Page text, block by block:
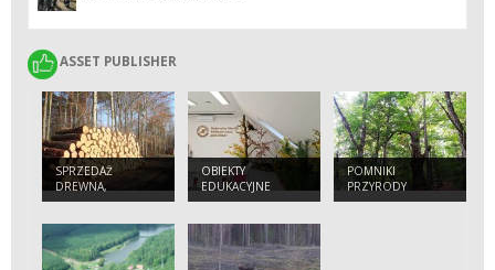
ASSET PUBLISHER
ASSET PUBLISHER
SPRZEDAŻ
DREWNA,
CHOINEK I
OBIEKTY
EDUKACYJNE
POMNIKI
PRZYRODY